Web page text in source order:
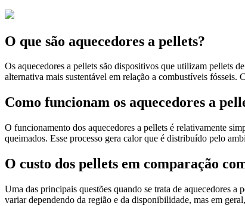
O que são aquecedores a pellets?
Os aquecedores a pellets são dispositivos que utilizam pellets
alternativa mais sustentável em relação a combustíveis fósseis.
Como funcionam os aquecedores a
O funcionamento dos aquecedores a pellets é relativamente
queimados. Esse processo gera calor que é distribuído pelo
O custo dos pellets em comparação
Uma das principais questões quando se trata de aquecedores
variar dependendo da região e da disponibilidade, mas em